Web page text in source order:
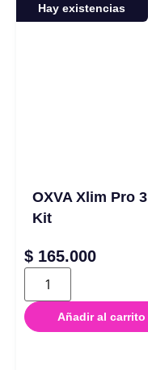
Hay existencias
OXVA Xlim Pro 3
Kit
$ 165.000
Añadir al carrito